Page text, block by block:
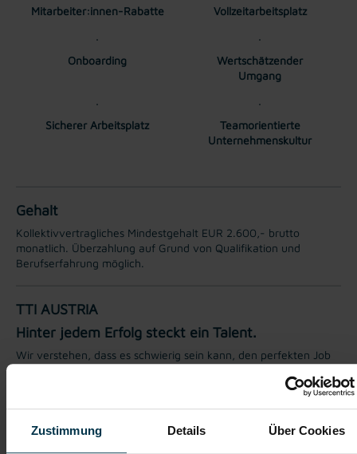
Zustimmung Details Über Cookies
Mitarbeiter:innen-Rabatte Vollzeitarbeitsplatz
Onboarding
Wertschätzender
Umgang
Sicherer Arbeitsplatz
Teamorientierte
Unternehmenskultur
Gehalt
Kollektivvertragliches Mindestgehalt EUR 2.600,- brutto
monatlich. Überzahlung auf Grund von Qualifikation und
Berufserfahrung möglich.
TTI AUSTRIA
Hinter jedem Erfolg steckt ein Talent.
Wir verstehen, dass es schwierig sein kann, den perfekten Job
finden, der genau den Vorstellungen, Bedürfnissen und
Wünschen unserer Bewerber*innen entspricht und sie auf ihren